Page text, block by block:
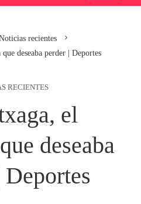
recientes
deseaba perder | Deportes
RECIENTES
el
deseaba